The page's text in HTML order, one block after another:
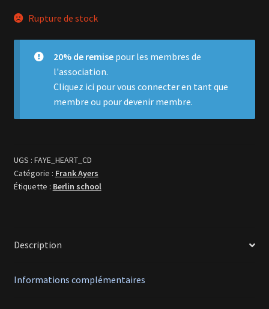
Rupture de stock
20% de remisepour les membres de
l'association.
Cliquez ici pour vous connecter en tant que
membre ou pour devenir membre.
UGS : FAYE_HEART_CD
Catégorie : Frank Ayers
Étiquette : Berlin school
Description
Informations complémentaires